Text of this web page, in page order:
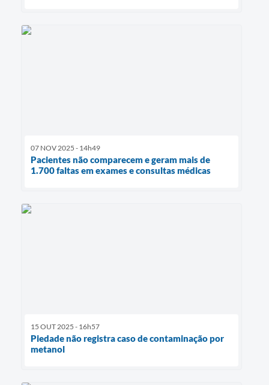
07 NOV 2025 - 14h49
Pacientes não comparecem e geram mais de
1.700 faltas em exames e consultas médicas
15 OUT 2025 - 16h57
Piedade não registra caso de contaminação por
metanol